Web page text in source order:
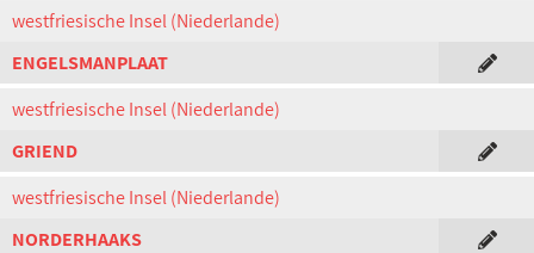
westfriesische Insel (Niederlande)
ENGELSMANPLAAT
westfriesische Insel (Niederlande)
GRIEND
westfriesische Insel (Niederlande)
NORDERHAAKS